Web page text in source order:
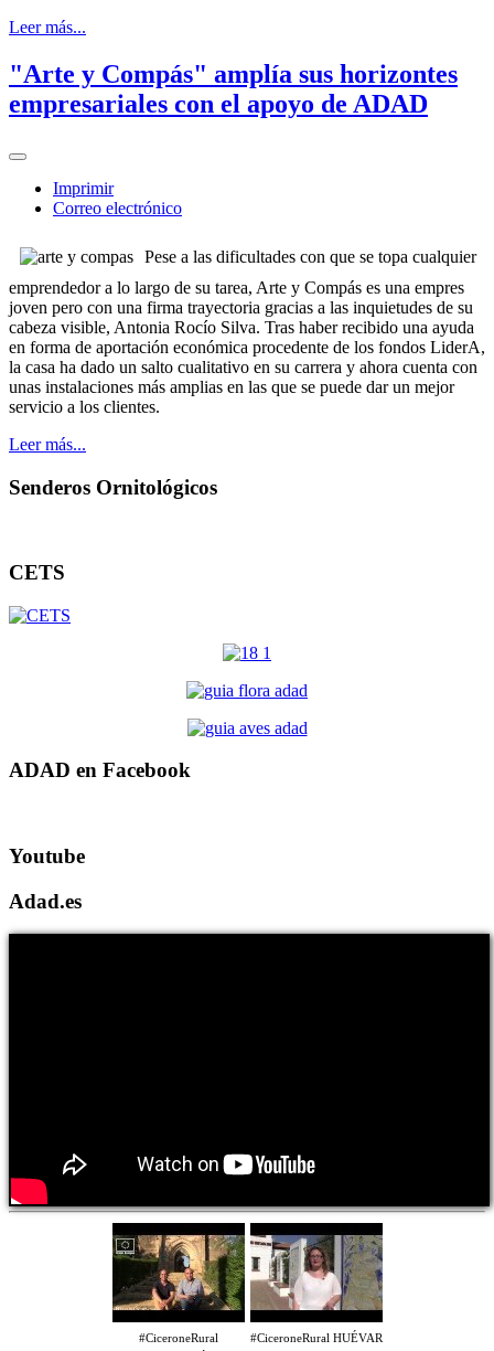
Leer más...
"Arte y Compás" amplía sus horizontes
empresariales con el apoyo de ADAD
Imprimir
Correo electrónico
Pese a las dificultades con que se topa cualquier
emprendedor a lo largo de su tarea, Arte y Compás es una empres
joven pero con una firma trayectoria gracias a las inquietudes de su
cabeza visible, Antonia Rocío Silva. Tras haber recibido una ayuda
en forma de aportación económica procedente de los fondos LiderA,
la casa ha dado un salto cualitativo en su carrera y ahora cuenta con
unas instalaciones más amplias en las que se puede dar un mejor
servicio a los clientes.
Leer más...
Senderos Ornitológicos
CETS
ADAD en Facebook
Youtube
Adad.es
#CiceroneRural
#CiceroneRural HUÉVAR